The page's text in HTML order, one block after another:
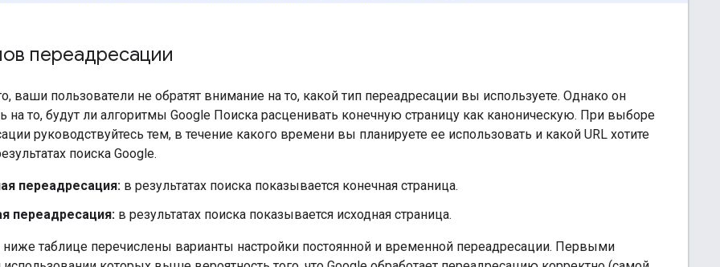
переадресации
ваши пользователи не обратят внимание на то, какой тип переадресации вы используете. Однако он
на то, будут ли алгоритмы Google Поиска расценивать конечную страницу как каноническую. При выборе
руководствуйтесь тем, в течение какого времени вы планируете ее использовать и какой URL хотите
поиска Google.
переадресация: в результатах поиска показывается конечная страница.
переадресация: в результатах поиска показывается исходная страница.
ниже таблице перечислены варианты настройки постоянной и временной переадресации. Первыми